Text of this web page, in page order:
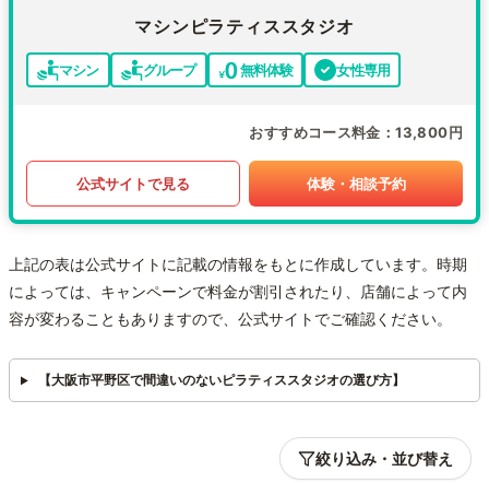
マシンピラティススタジオ
マシン グループ 無料体験 女性専用
おすすめコース料金 13,800円
公式サイトで見る 体験・相談予約
上記の表は公式サイトに記載の情報をもとに作成しています。時期
によっては、キャンペーンで料金が割引されたり、店舗によって内
容が変わることもありますので、公式サイトでご確認ください。
【大阪市平野区で間違いのないピラティススタジオの選び方】
絞り込み・並び替え